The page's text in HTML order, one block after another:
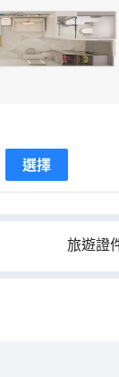
選擇
旅遊證